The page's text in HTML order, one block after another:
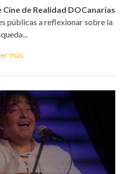
de Realidad DOCanarias
públicas a reflexionar sobre la
más